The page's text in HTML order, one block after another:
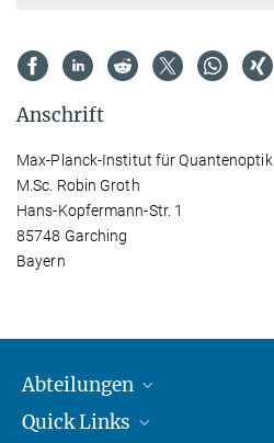
Anschrift
Max-Planck-Institut für Quantenoptik
M.Sc. Robin Groth
Hans-Kopfermann-Str. 1
85748 Garching
Bayern
Abteilungen
Attosekundenphysik
Quick Links